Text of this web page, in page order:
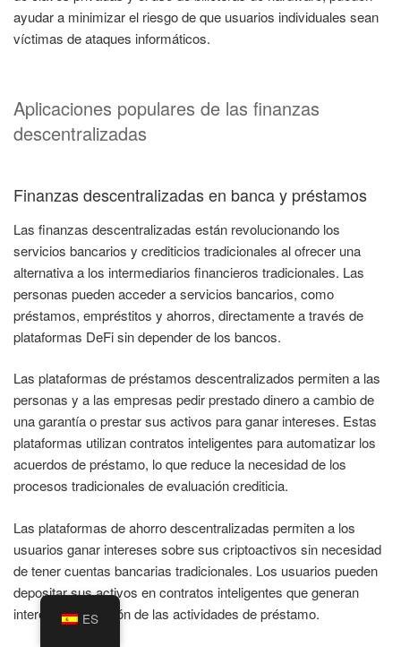
ayudar a minimizar el riesgo de que usuarios individuales sean
víctimas de ataques informáticos.
Aplicaciones populares de las finanzas
descentralizadas
Finanzas descentralizadas en banca y préstamos
Las finanzas descentralizadas están revolucionando los
servicios bancarios y crediticios tradicionales al ofrecer una
alternativa a los intermediarios financieros tradicionales. Las
personas pueden acceder a servicios bancarios, como
préstamos, empréstitos y ahorros, directamente a través de
plataformas DeFi sin depender de los bancos.
Las plataformas de préstamos descentralizados permiten a las
personas y a las empresas pedir prestado dinero a cambio de
una garantía o prestar sus activos para ganar intereses. Estas
plataformas utilizan contratos inteligentes para automatizar los
acuerdos de préstamo, lo que reduce la necesidad de los
procesos tradicionales de evaluación crediticia.
Las plataformas de ahorro descentralizadas permiten a los
usuarios ganar intereses sobre sus criptoactivos sin necesidad
de tener cuentas bancarias tradicionales. Los usuarios pueden
depositar sus activos en contratos inteligentes que generan
intereses en función de las actividades de préstamo.
ES